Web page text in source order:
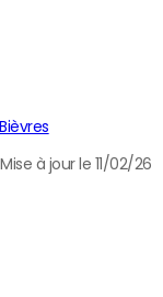
Bièvres
Mise à jour le 11/02/26